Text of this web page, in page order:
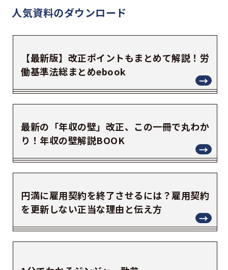
人気資料のダウンロード
【最新版】改正ポイントもまとめて解説！労
働基準法総まとめebook
最新の「年収の壁」改正、この一冊で丸わか
り！年収の壁解説BOOK
円満に雇用契約を終了させるには？雇用契約
を更新しない正当な理由と伝え方